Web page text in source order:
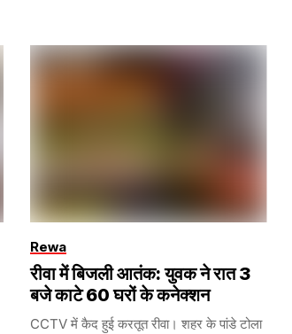
Rewa
रीवा में बिजली आतंक: युवक ने रात 3
बजे काटे 60 घरों के कनेक्शन
CCTV में कैद हुई करतूत रीवा। शहर के पांडे टोला